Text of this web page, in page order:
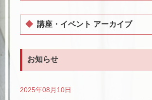
お知らせ
2025年08月10日
講座・イベント アーカイブ